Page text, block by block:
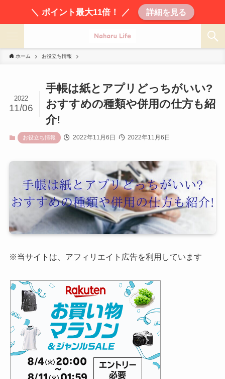
＼ ポイント最大11倍！ ／ 詳細を見る
ホーム お役立ち情報
手帳は紙とアプリどっちがいい?
おすすめの種類や併用の仕方も紹
介!
2022
11/06
お役立ち情報 2022年11月6日 2022年11月6日
※当サイトは、アフィリエイト広告を利用しています